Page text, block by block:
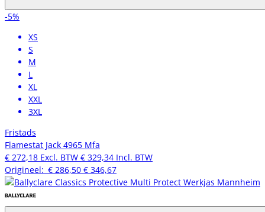
-5%
XS
S
M
L
XL
XXL
3XL
Fristads
Flamestat Jack 4965 Mfa
€ 272,18 Excl. BTW € 329,34 Incl. BTW
Origineel: € 286,50 € 346,67